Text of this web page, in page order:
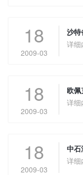
18
2009-03
沙特
详细
18
2009-03
欧佩
详细
18
2009-03
中石
详细